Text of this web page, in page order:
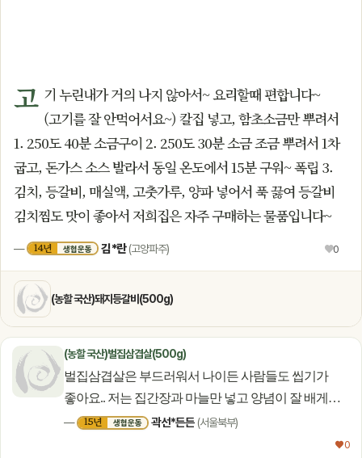
고 기 누린내가 거의 나지 않아서~ 요리할때 편합니다~
(고기를 잘 안먹어서요~) 칼집 넣고, 함초소금만 뿌려서
1. 250도 40분 소금구이 2. 250도 30분 소금 조금 뿌려서 1차
굽고, 돈가스 소스 발라서 동일 온도에서 15분 구워~ 폭립 3.
김치, 등갈비, 매실액, 고춧가루, 양파 넣어서 푹 끓여 등갈비
김치찜도 맛이 좋아서 저희집은 자주 구매하는 물품입니다~
— 14년 생협운동 김*란(고양파주) ♥0
(농할 국산)돼지등갈비(500g)
(농할 국산)벌집삼겹살(500g)
벌집삼겹살은 부드러워서 나이든 사람들도 씹기가
좋아요.. 저는 집간장과 마늘만 넣고 양념이 잘 배게
양파도 갈아서 재워두었다가 후라이팬에 약한 불에서
— 15년 생협운동 곽선*든든 (서울북부)
♥ 0